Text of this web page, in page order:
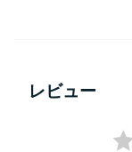
レビュー